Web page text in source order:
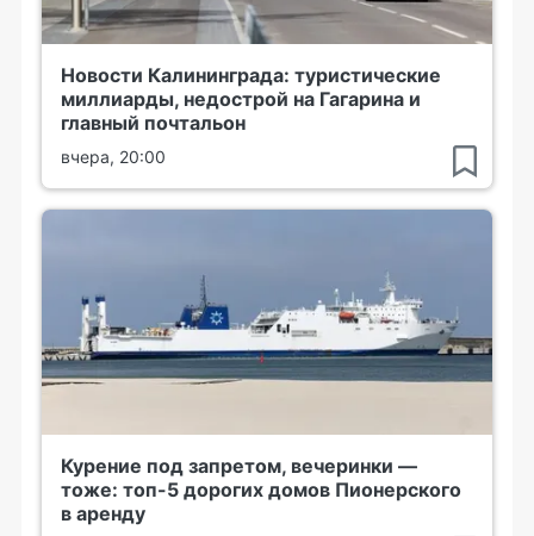
Новости Калининграда: туристические
миллиарды, недострой на Гагарина и
главный почтальон
вчера, 20:00
Курение под запретом, вечеринки —
тоже: топ-5 дорогих домов Пионерского
в аренду